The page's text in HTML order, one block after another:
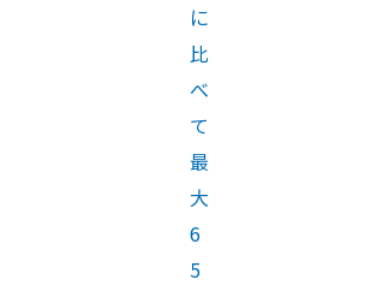
に
比
べ
て
最
大
6
5